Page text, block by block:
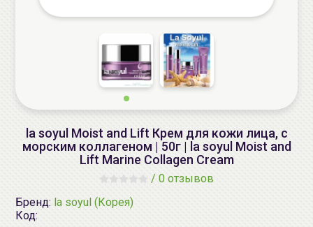
la soyul Moist and Lift Крем для кожи лица, с
морским коллагеном | 50г | la soyul Moist and
Lift Marine Collagen Cream
/ 0 отзывов
Бренд: la soyul (Корея)
Код: